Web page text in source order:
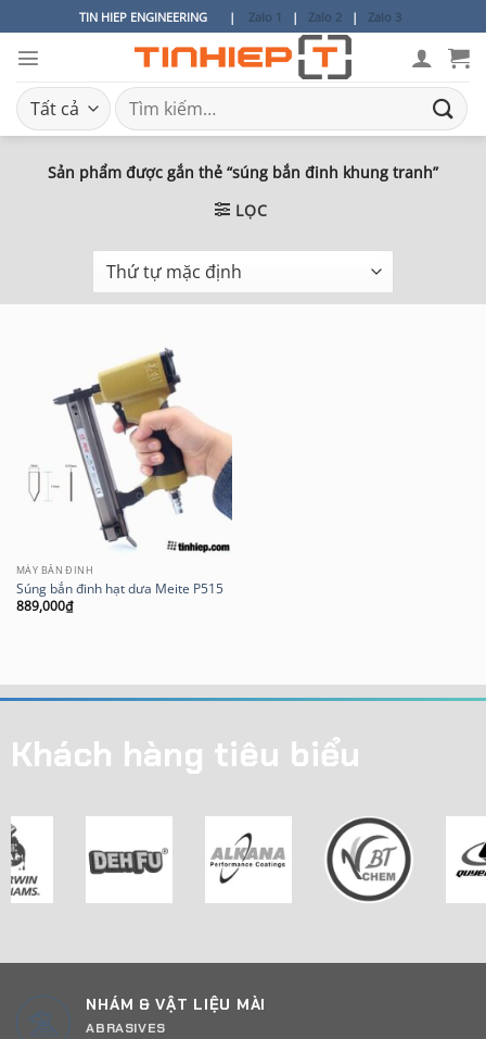
qua
nội
dung
TIN HIEP ENGINEERING | Zalo 1 | Zalo 2| Zalo 3
Tìm
kiếm:
Sản phẩm được gắn thẻ “súng bắn đinh khung tranh”
LỌC
MÁY BẮN ĐINH
Súng bắn đinh hạt dưa Meite P515
889,000₫
Khách hàng tiêu biểu
NHÁM & VẬT LIỆU MÀI
ABRASIVES